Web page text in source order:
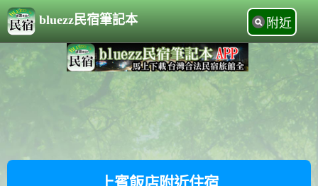
bluezz民宿筆記本 附近